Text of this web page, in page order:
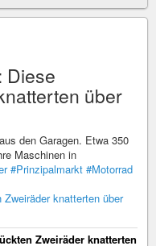
Diese
über
den Garagen. Etwa 350
Maschinen in
#Prinzipalmarkt #Motorrad
knatterten über
Zweiräder knatterten